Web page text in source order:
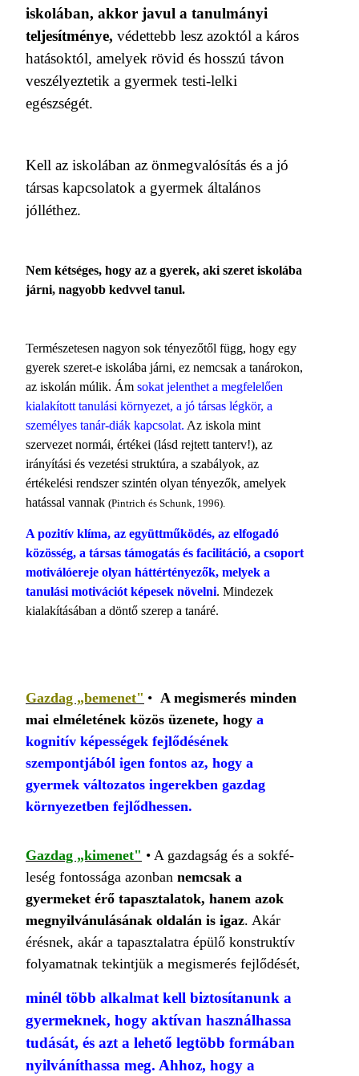
iskolában, akkor javul a tanulmányi
teljesítménye, védettebb lesz azoktól a káros
hatásoktól, amelyek rövid és hosszú távon
veszélyeztetik a gyermek testi-lelki
egészségét.
Kell az iskolában az önmegvalósítás és a jó
társas kapcsolatok a gyermek általános
jólléthez.
Nem kétséges, hogy az a gyerek, aki szeret iskolába
járni, nagyobb kedvvel tanul.
Természetesen nagyon sok tényezőtől függ, hogy egy
gyerek szeret-e iskolába járni, ez nem­csak a tanárokon,
az iskolán múlik. Ám sokat jelenthet a megfelelően
kialakított tanulási kör­nyezet, a jó társas légkör, a
személyes tanár-di­ák kapcsolat. Az iskola mint
szervezet normái, értékei (lásd rejtett tanterv!), az
irányítási és ve­zetési struktúra, a szabályok, az
értékelési rend­szer szintén olyan tényezők, amelyek
hatással vannak (Pintrich és Schunk, 1996).
A pozitív klíma, az együttműködés, az elfoga­dó
közösség, a társas támogatás és facilitáció, a csoport
motiválóereje olyan háttértényezők, melyek a
tanulási motivációt képesek növelni. Mindezek
kialakításában a döntő szerep a tanáré.
Gazdag „bemenet" • A megismerés minden
mai elméletének közös üzenete, hogy a
kognitív képességek fejlődésének
szempontjából igen fontos az, hogy a
gyermek változatos ingerekben gazdag
környezetben fejlődhessen.
Gazdag „kimenet" • A gazdagság és a sokfé­
leség fontossága azonban nemcsak a
gyermeket érő tapasztalatok, hanem azok
megnyilvánulá­sának oldalán is igaz. Akár
érésnek, akár a ta­pasztalatra épülő konstruktív
folyamatnak te­kintjük a megismerés fejlődését,
minél több al­kalmat kell biztosítanunk a
gyermeknek, hogy aktívan használhassa
tudását, és azt a lehető legtöbb formában
nyilváníthassa meg. Ahhoz, hogy a